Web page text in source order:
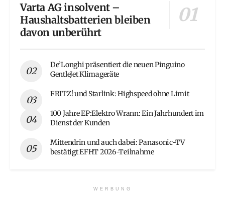
Varta AG insolvent –
Haushaltsbatterien bleiben
davon unberührt
De’Longhi präsentiert die neuen Pinguino
GentleJet Klimageräte
FRITZ! und Starlink: Highspeed ohne Limit
100 Jahre EP:Elektro Wrann: Ein Jahrhundert im
Dienst der Kunden
Mittendrin und auch dabei: Panasonic-TV
bestätigt EFHT 2026-Teilnahme
WERBUNG